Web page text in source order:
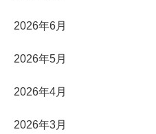
2026年6月
2026年5月
2026年4月
2026年3月